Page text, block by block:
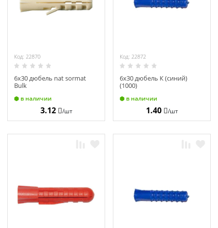
Код: 22870
6х30 дюбель nat sоrmat
Bulk
в наличии
3.12 /шт
Код: 22872
6х30 дюбель К (синий)
(1000)
в наличии
1.40 /шт